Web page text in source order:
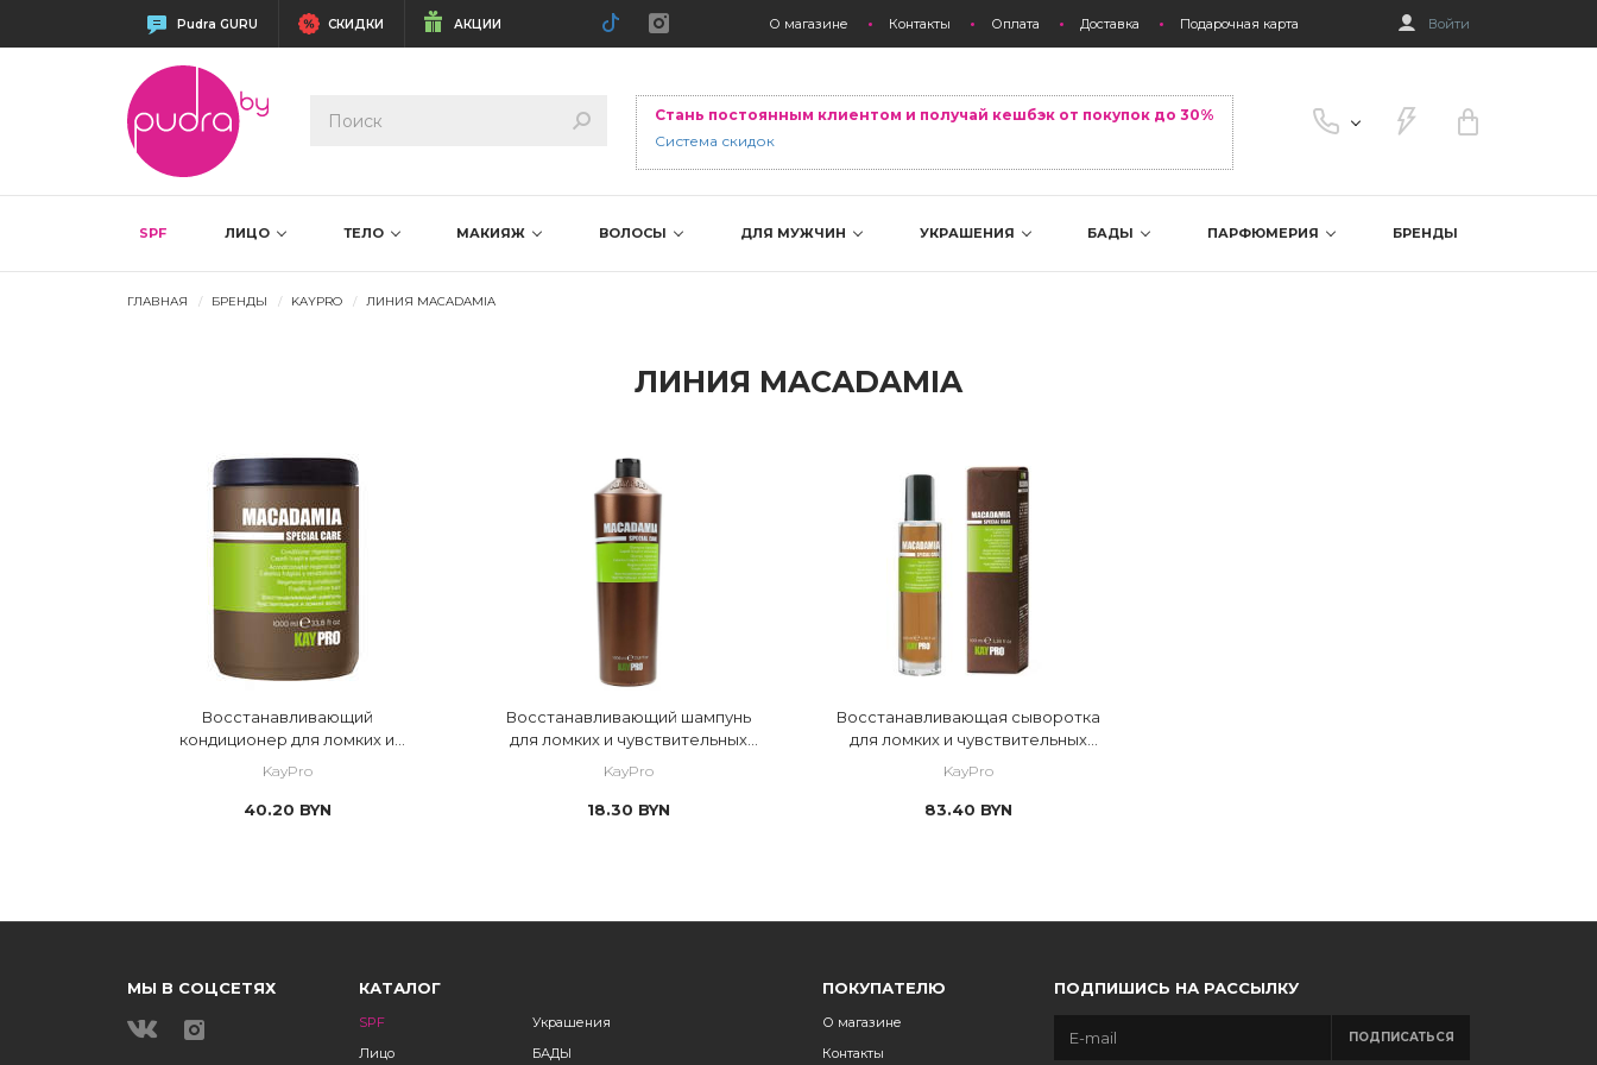
Pudra GURU СКИДКИ АКЦИИ О магазине Контакты Оплата Доставка Подарочная карта Войти
Стань постоянным клиентом и получай кешбэк от покупок до 30%
Система скидок
SPF ЛИЦО ТЕЛО МАКИЯЖ ВОЛОСЫ ДЛЯ МУЖЧИН УКРАШЕНИЯ БАДЫ ПАРФЮМЕРИЯ БРЕНДЫ
ГЛАВНАЯ БРЕНДЫ KAYPRO ЛИНИЯ MACADAMIA
ЛИНИЯ MACADAMIA
Восстанавливающий
кондиционер для ломких и
Macadamia
KayPro
40.20 BYN
Восстанавливающий шампунь
для ломких и чувствительных
KayPro
18.30 BYN
Восстанавливающая сыворотка
для ломких и чувствительных
KayPro
83.40 BYN
МЫ В СОЦСЕТЯХ КАТАЛОГ
SPF
Лицо
Украшения
БАДЫ
ПОКУПАТЕЛЮ
О магазине
Контакты
ПОДПИШИСЬ НА РАССЫЛКУ
ПОДПИСАТЬСЯ